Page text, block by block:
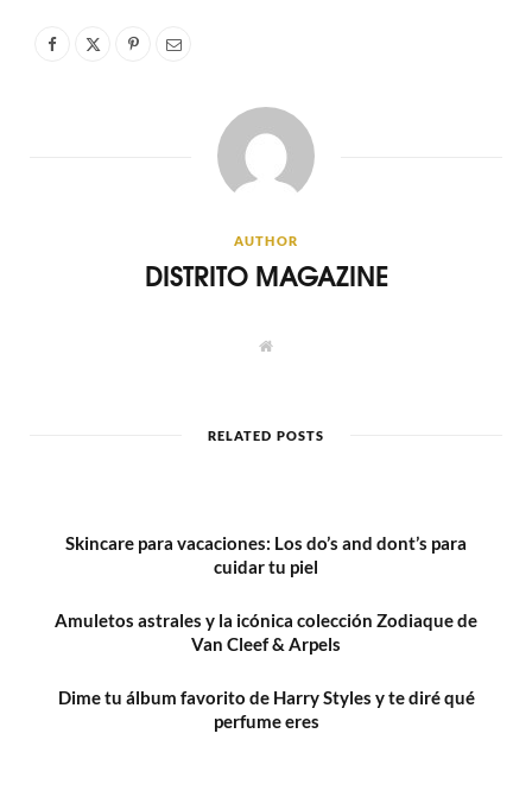
AUTHOR
DISTRITO MAGAZINE
W
e
RELATED POSTS
Skincare para vacaciones: Los do’s and dont’s para
cuidar tu piel
Amuletos astrales y la icónica colección Zodiaque de
Van Cleef & Arpels
Dime tu álbum favorito de Harry Styles y te diré qué
perfume eres